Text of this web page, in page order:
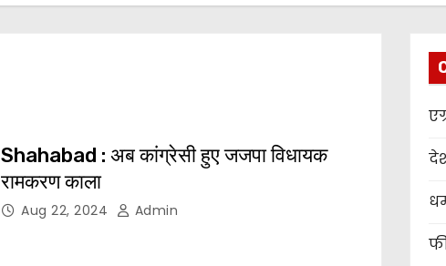
Shahabad : अब कांग्रेसी हुए जजपा विधायक
रामकरण काला
Aug 22, 2024 Admin